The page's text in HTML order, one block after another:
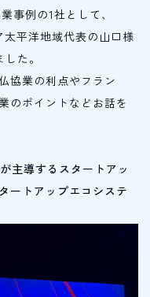
事例の1社として、
平洋地域代表の山口様
た。
協業の利点やフラン
のポイントなどお話を
主導するスタートアッ
ートアップエコシステ